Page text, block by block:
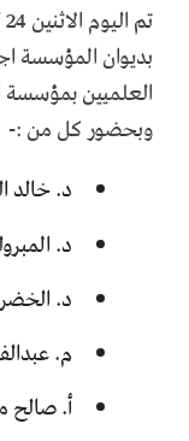
بديوان المؤسسة
العلميين بمؤسسة
وبحضور كل من :-
د.
د.
د.
م.
أ.